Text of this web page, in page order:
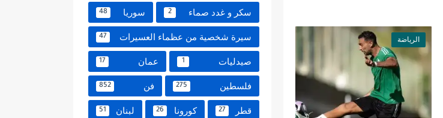
الرياضة
سكر و غدد صماء 2 سوريا 48
سيرة شخصية من عظماء العسيرات 47
صيدليات 1 عمان 17
فلسطين 275 فن 852
قطر 27 كورونا 26 لبنان 51